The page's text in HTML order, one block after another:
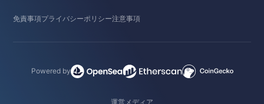
免責事項プライバシーポリシー注意事項
Powered by
運営メディア